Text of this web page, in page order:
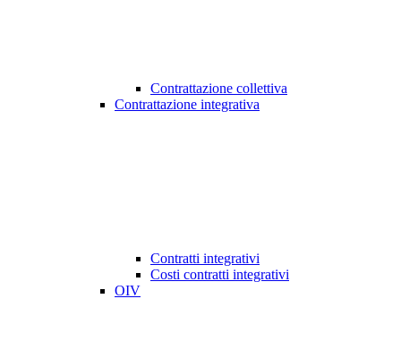
Contrattazione collettiva
Contrattazione integrativa
Contratti integrativi
Costi contratti integrativi
OIV